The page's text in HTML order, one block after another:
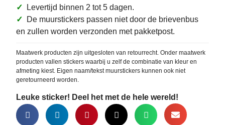
✓ Levertijd binnen 2 tot 5 dagen.
✓ De muurstickers passen niet door de brievenbus
en zullen worden verzonden met pakketpost.
Maatwerk producten zijn uitgesloten van retourrecht. Onder maatwerk
producten vallen stickers waarbij u zelf de combinatie van kleur en
afmeting kiest. Eigen naam/tekst muurstickers kunnen ook niet
geretourneerd worden.
Leuke sticker! Deel het met de hele wereld!